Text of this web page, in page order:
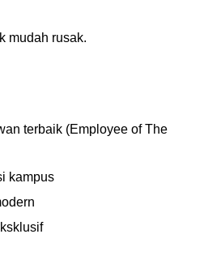
mudah rusak.
terbaik (Employee of The
kampus